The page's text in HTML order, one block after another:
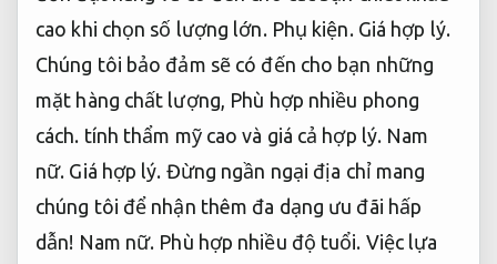
cao khi chọn số lượng lớn. Phụ kiện. Giá hợp lý.
Chúng tôi bảo đảm sẽ có đến cho bạn những
mặt hàng chất lượng, Phù hợp nhiều phong
cách. tính thẩm mỹ cao và giá cả hợp lý. Nam
nữ. Giá hợp lý. Đừng ngần ngại địa chỉ mang
chúng tôi để nhận thêm đa dạng ưu đãi hấp
dẫn! Nam nữ. Phù hợp nhiều độ tuổi. Việc lựa